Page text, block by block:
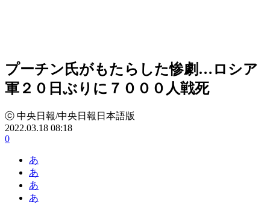
プーチン氏がもたらした惨劇…ロシア
軍２０日ぶりに７０００人戦死
ⓒ 中央日報/中央日報日本語版
2022.03.18 08:18
0
あ
あ
あ
あ